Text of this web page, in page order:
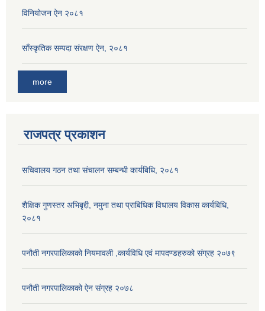
विनियोजन ऐन २०८१
साँस्कृतिक सम्पदा संरक्षण ऐन, २०८१
more
राजपत्र प्रकाशन
सचिवालय गठन तथा संचालन सम्बन्धी कार्यबिधि, २०८१
शैक्षिक गुणस्तर अभिबृद्दी, नमुना तथा प्राबिधिक विधालय विकास कार्यबिधि,
२०८१
पनौती नगरपालिकाको नियमावली ,कार्यविधि एवं मापदण्डहरुको संग्रह २०७९
पनौती नगरपालिकाको ऐन संग्रह २०७८